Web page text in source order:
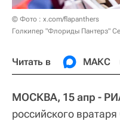
© Фото : x.com/flapanthers
Голкипер "Флориды Пантерз"
Читать в МАКС
МОСКВА, 15 апр -
российского